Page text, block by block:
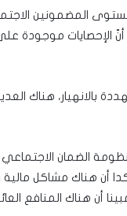
ألف، مشيرا إلى أنّ
بالانهيار، هناك
أن هناك مشاكل مالية